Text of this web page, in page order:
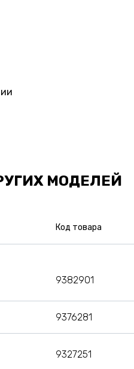
МОДЕЛЕЙ
Код товара
9382901
9376281
9327251